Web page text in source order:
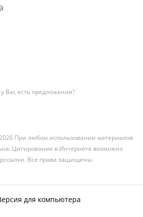
Вас есть предложения?
При любом использовании материалов
Цитирование в Интернете возможно
Все права защищены.
для компьютера